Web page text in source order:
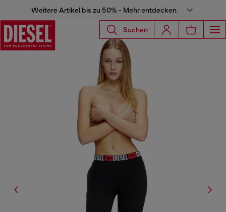
Weitere Artikel bis zu 50% - Mehr entdecken
Suchen